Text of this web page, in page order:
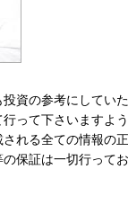
資の参考にしてい
って下さいますよ
れる全ての情報の
保証は一切行って